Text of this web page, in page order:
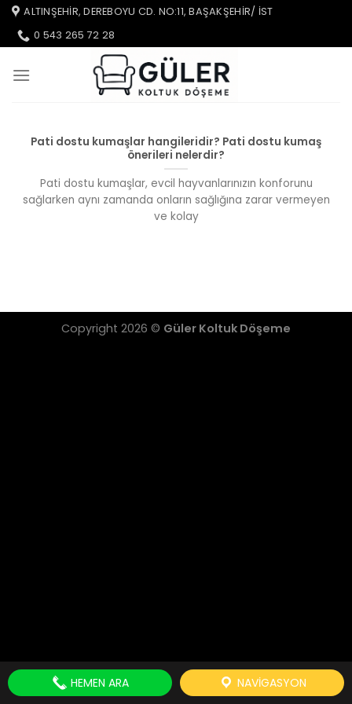
İçeriğe
atla
ALTINŞEHIR, DEREBOYU CD. NO:11, BAŞAKŞEHIR/ IST
0 543 265 72 28
Pati dostu kumaşlar hangileridir? Pati dostu kumaş
önerileri nelerdir?
Pati dostu kumaşlar, evcil hayvanlarınızın konforunu
sağlarken aynı zamanda onların sağlığına zarar vermeyen
ve kolay
Copyright 2026 © Güler Koltuk Döşeme
HEMEN ARA NAVIGASYON